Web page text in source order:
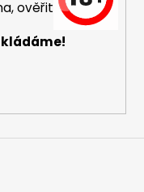
ověřit